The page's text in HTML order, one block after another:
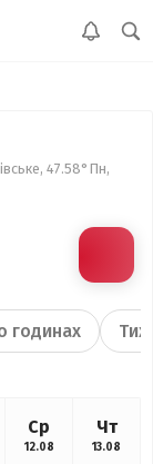
47.58°Пн,
годинах
Ср
12.08
Чт
13.08